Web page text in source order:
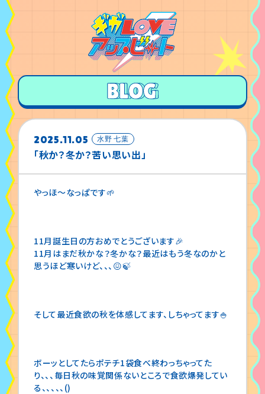
2025.11.05 水野 七葉
「秋か？冬か？苦い思い出」
やっほ〜なっぱです🌱
11月誕生日の方おめでとうございます🎉
11月はまだ秋かな？冬かな？最近はもう冬なのかと
思うほど寒いけど、、、😖🍃
そして最近食欲の秋を体感してます、しちゃってます🍚
ボーッとしてたらポテチ1袋食べ終わっちゃってた
り、、、毎日秋の味覚関係ないところで食欲爆発してい
る、、、、、()